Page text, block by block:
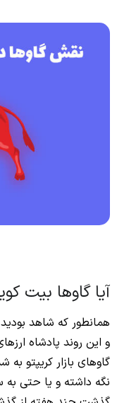
آیا گاوها بیت
همانطور که شاهد
گاوهای بازار کریپتو
نگه داشته و یا حتی به